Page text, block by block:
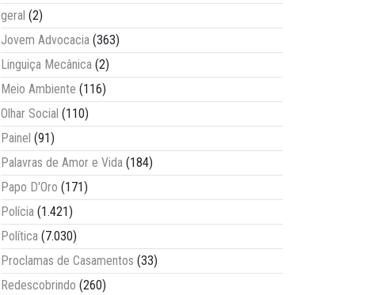
geral (2)
Jovem Advocacia (363)
Linguiça Mecânica (2)
Meio Ambiente (116)
Olhar Social (110)
Painel (91)
Palavras de Amor e Vida (184)
Papo D'Oro (171)
Polícia (1.421)
Política (7.030)
Proclamas de Casamentos (33)
Redescobrindo (260)